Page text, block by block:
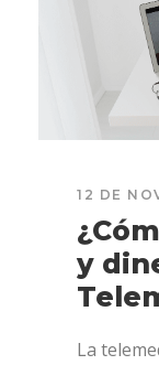
12 DE
y
La